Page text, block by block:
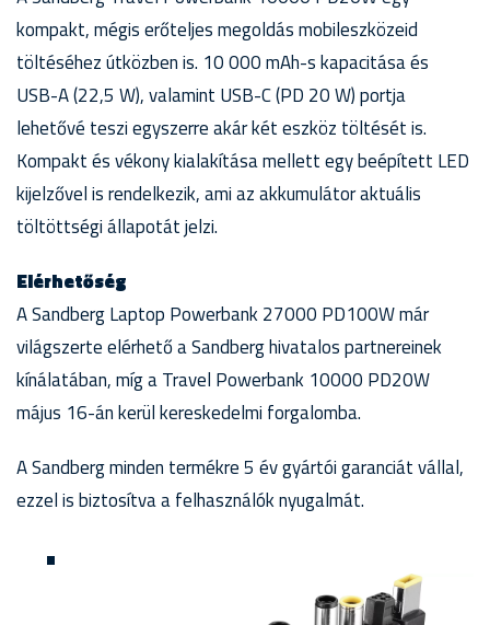
kompakt, mégis erőteljes megoldás mobileszközeid
töltéséhez útközben is. 10 000 mAh-s kapacitása és
USB-A (22,5 W), valamint USB-C (PD 20 W) portja
lehetővé teszi egyszerre akár két eszköz töltését is.
Kompakt és vékony kialakítása mellett egy beépített LED
kijelzővel is rendelkezik, ami az akkumulátor aktuális
töltöttségi állapotát jelzi.
Elérhetőség
A Sandberg Laptop Powerbank 27000 PD100W már
világszerte elérhető a Sandberg hivatalos partnereinek
kínálatában, míg a Travel Powerbank 10000 PD20W
május 16-án kerül kereskedelmi forgalomba.
A Sandberg minden termékre 5 év gyártói garanciát vállal,
ezzel is biztosítva a felhasználók nyugalmát.